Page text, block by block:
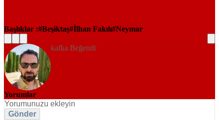
Başlıklar : Beşiktaş İlhan Fakılı Neymar
kafka Beğendi
Yorumlar
Gönder